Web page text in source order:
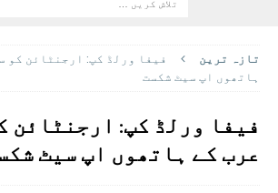
تازہ ترين
فیفا ورلڈ کپ: ارجنٹائن کو
ہاتھوں اپ سیٹ شکست
فیفا ورلڈ کپ: ارجنٹائن
عرب کے ہاتھوں اپ سیٹ